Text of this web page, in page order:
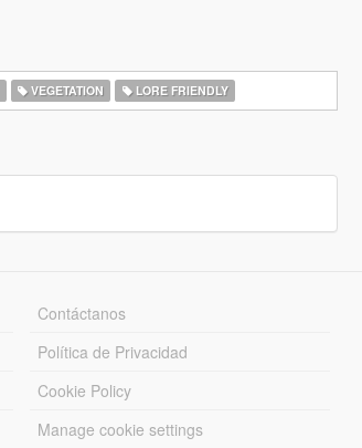
VEGETATION LORE FRIENDLY
Contáctanos
Política de Privacidad
Cookie Policy
Manage cookie settings